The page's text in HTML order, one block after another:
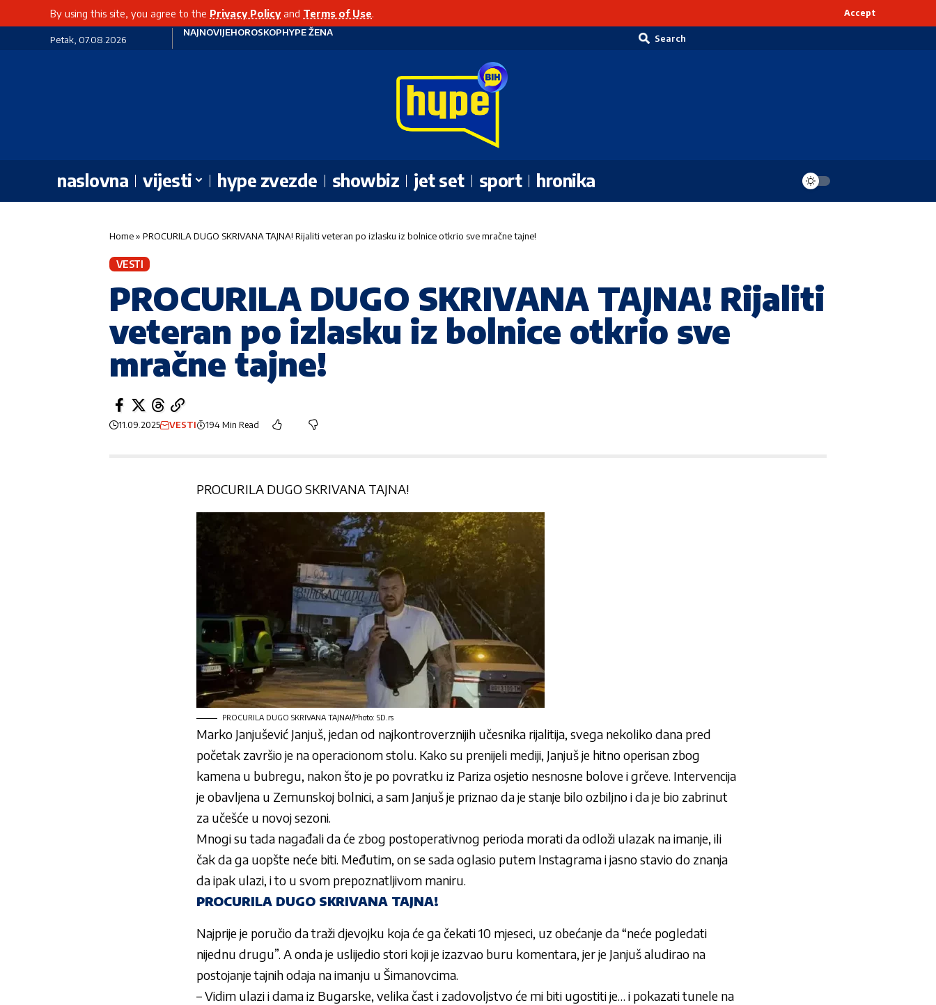
By using this site, you agree to the Privacy Policyand Terms of Use. Accept
Petak, 07.08.2026
NAJNOVIJEHOROSKOPHYPE ŽENA
Search
naslovna vijesti hype zvezde showbiz jet set sport hronika
Home» PROCURILA DUGO SKRIVANA TAJNA! Rijaliti veteran po izlasku iz bolnice otkrio sve mračne tajne!
VESTI
PROCURILA DUGO SKRIVANA TAJNA! Rijaliti
veteran po izlasku iz bolnice otkrio sve
mračne tajne!
11.09.2025 VESTI 194 Min Read
PROCURILA DUGO SKRIVANA TAJNA!
PROCURILA DUGO SKRIVANA TAJNA!/Photo: SD.rs
Marko Janjušević Janjuš, jedan od najkontroverznijih učesnika rijalitija, svega nekoliko dana pred
početak završio je na operacionom stolu. Kako su prenijeli mediji, Janjušje hitno operisan zbog
kamena u bubregu, nakon što je po povratku iz Pariza osjetio nesnosne bolove i grčeve. Intervencija
je obavljena u Zemunskoj bolnici, a sam Janjušje priznao da je stanje bilo ozbiljno i da je bio zabrinut
za učešće u novoj sezoni.
Mnogi su tada nagađali da će zbog postoperativnog perioda morati da odloži ulazak na imanje, ili
čak da ga uopšte neće biti. Međutim, on se sada oglasio putem Instagrama i jasno stavio do znanja
da ipak ulazi, i to u svom prepoznatljivom maniru.
PROCURILA DUGO SKRIVANA TAJNA!
Najprije je poručio da traži djevojku koja će ga čekati 10 mjeseci, uz obećanje da “neće pogledati
nijednu drugu”. A onda je uslijedio stori koji je izazvao buru komentara, jer je Janjušaludirao na
postojanje tajnih odaja na imanju u Šimanovcima.
– Vidim ulazi i dama iz Bugarske, velika čast i zadovoljstvo će mi biti ugostiti je… i pokazati tunele na